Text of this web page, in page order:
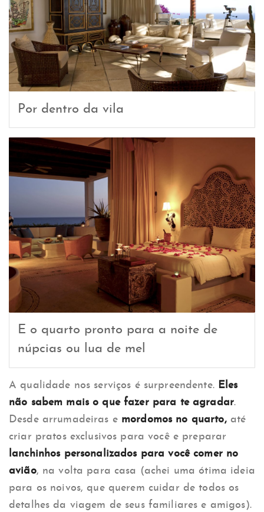
Por dentro da vila
E o quarto pronto para a noite de
núpcias ou lua de mel
A qualidade nos serviços é surpreendente. Eles
não sabem mais o que fazer para te agradar.
Desde arrumadeiras e mordomos no quarto, até
criar pratos exclusivos para você e preparar
lanchinhos personalizados para você comer no
avião, na volta para casa (achei uma ótima ideia
para os noivos, que querem cuidar de todos os
detalhes da viagem de seus familiares e amigos).